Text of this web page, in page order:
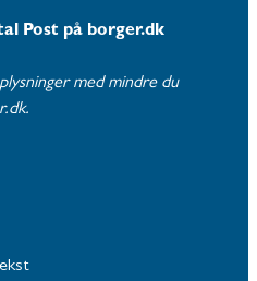
Post på borger.dk
med mindre du